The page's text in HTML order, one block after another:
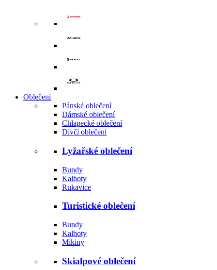
Oblečení
Pánské oblečení
Dámské oblečení
Chlapecké oblečení
Dívčí oblečení
Lyžařské oblečení
Bundy
Kalhoty
Rukavice
Turistické oblečení
Bundy
Kalhoty
Mikiny
Skialpové oblečení